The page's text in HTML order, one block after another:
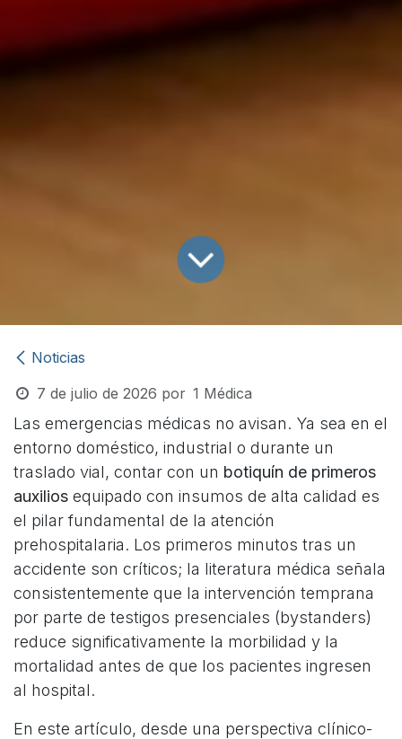
Noticias
7 de julio de 2026 por 1 Médica
Las emergencias médicas no avisan. Ya sea en el
entorno doméstico, industrial o durante un
traslado vial, contar con un botiquín de primeros
auxilios equipado con insumos de alta calidad es
el pilar fundamental de la atención
prehospitalaria. Los primeros minutos tras un
accidente son críticos; la literatura médica señala
consistentemente que la intervención temprana
por parte de testigos presenciales (bystanders)
reduce significativamente la morbilidad y la
mortalidad antes de que los pacientes ingresen
al hospital.
En este artículo, desde una perspectiva clínico-